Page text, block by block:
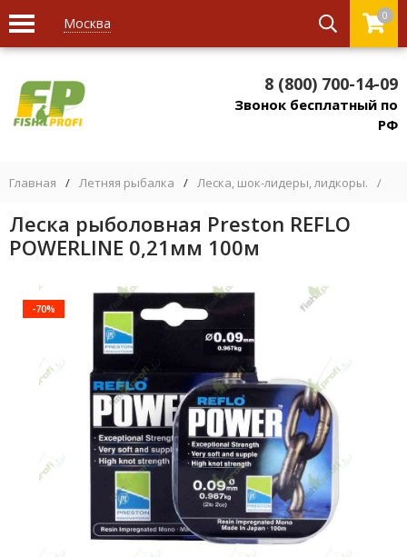
Москва 0
8 (800) 700-14-09
Звонок бесплатный по
РФ
Главная / Летняя рыбалка / Леска, шок-лидеры, лидкоры. /
Леска рыболовная Preston REFLO
POWERLINE 0,21мм 100м
-70%